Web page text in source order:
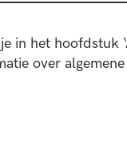
in het hoofdstuk
over